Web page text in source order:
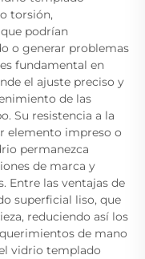
torsión,
podrían
o generar problemas
fundamental en
el ajuste preciso y
de las
Su resistencia a la
elemento impreso o
permanezca
de marca y
Entre las ventajas de
superficial liso, que
reduciendo así los
de mano
vidrio templado